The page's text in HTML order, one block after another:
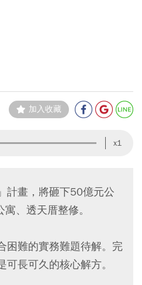
加入收藏
x1
計畫，將砸下50億元公
、透天厝整修。
困難的實務難題待解。完
長可久的核心解方。